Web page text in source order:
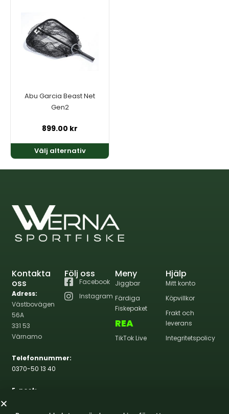
Abu Garcia Beast Net
Gen2
899.00 kr
Välj alternativ
flera
varianter.
produktsidan
Kontakta
oss
Adress:
Västbovägen
56A
331 53
Värnamo
Telefonnummer:
0370-50 13 40
E-post:
Följ oss
Facebook
Instagram
Meny
Jiggbar
Färdiga
Fiskepaket
REA
TikTok Live
Hjälp
Mitt konto
Köpvillkor
Frakt och
leverans
Integritetspolicy